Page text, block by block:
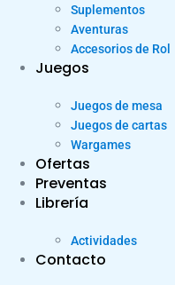
Suplementos
Aventuras
Accesorios de Rol
Juegos
Juegos de mesa
Juegos de cartas
Wargames
Ofertas
Preventas
Librería
Actividades
Contacto